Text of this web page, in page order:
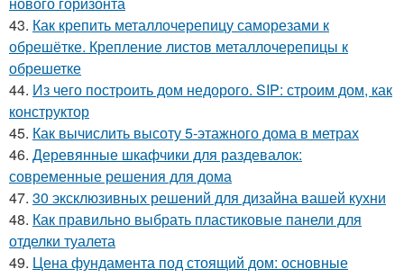
43. Как крепить металлочерепицу саморезами к
обрешётке. Крепление листов металлочерепицы к
обрешетке
44. Из чего построить дом недорого. SIP: строим дом, как
конструктор
45. Как вычислить высоту 5-этажного дома в метрах
46. Деревянные шкафчики для раздевалок:
современные решения для дома
47. 30 эксклюзивных решений для дизайна вашей кухни
48. Как правильно выбрать пластиковые панели для
отделки туалета
49. Цена фундамента под стоящий дом: основные